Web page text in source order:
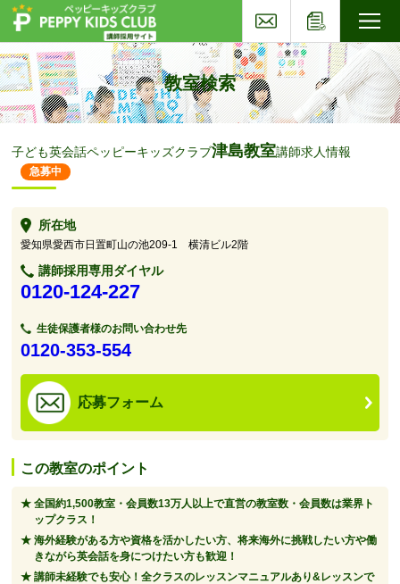
教室検索
子ども英会話ペッピーキッズクラブ津島教室講師求人情報
急募中
所在地
愛知県愛西市日置町山の池209-1 横清ビル2階
講師採用専用ダイヤル
0120-124-227
生徒保護者様のお問い合わせ先
0120-353-554
応募フォーム
この教室のポイント
全国約1,500教室・会員数13万人以上で直営の教室数・会員数は業界ト
ップクラス！
海外経験がある方や資格を活かしたい方、将来海外に挑戦したい方や働
きながら英会話を身につけたい方も歓迎！
講師未経験でも安心！全クラスのレッスンマニュアルあり&レッスンで